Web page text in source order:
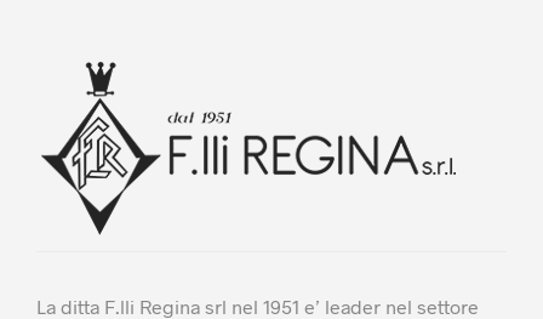
pagina
del
La ditta F.lli Regina srl nel 1951 e’ leader nel settore